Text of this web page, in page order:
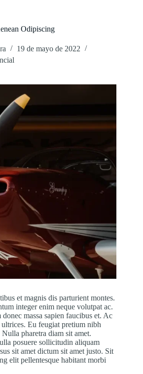
Odipiscing
19 de mayo de 2022
et magnis dis parturient montes.
integer enim neque volutpat ac.
massa sapien faucibus et. Ac
Eu feugiat pretium nibh
pharetra diam sit amet.
posuere sollicitudin aliquam
sit amet dictum sit amet justo. Sit
elit pellentesque habitant morbi